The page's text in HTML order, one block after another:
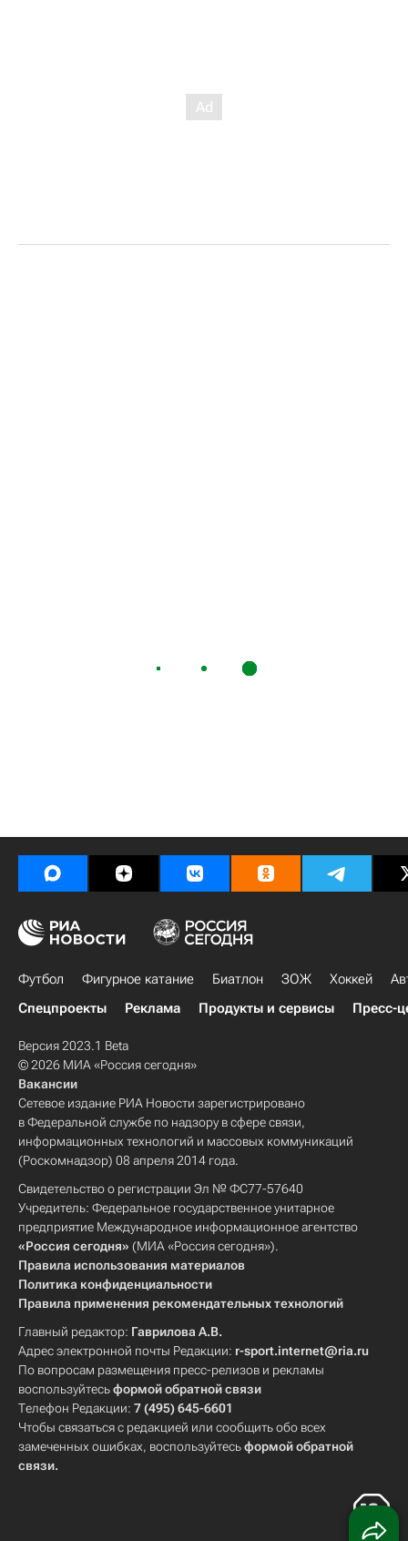
Футбол Фигурное катание Биатлон ЗОЖ Хоккей
Спецпроекты
Реклама Продукты и сервисы Пресс-
Версия 2023.1 Beta
© 2026 МИА «Россия сегодня»
Вакансии
Сетевое издание РИА Новости зарегистрировано
в Федеральной службе по надзору в сфере связи,
информационных технологий и массовых коммуникаций
(Роскомнадзор) 08 апреля 2014 года.
Свидетельство о регистрации Эл № ФС77-57640
Учредитель: Федеральное государственное унитарное
предприятие Международное информационное агентство
«Россия сегодня» (МИА «Россия сегодня»).
Правила использования материалов
Политика конфиденциальности
Правила применения рекомендательных технологий
Главный редактор: Гаврилова А.В.
Адрес электронной почты Редакции: r-sport.internet@ria.ru
По вопросам размещения пресс-релизов и рекламы
воспользуйтесьформой обратной связи
Телефон Редакции: 7 (495) 645-6601
Чтобы связаться с редакцией или сообщить обо всех
замеченных ошибках, воспользуйтесьформой обратной
связи.